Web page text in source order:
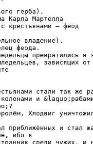
герба).
Карла Мартелла
крестьянами – феод
владение).
феода.
превратились в
зависящих от
стали так же
и
Хлодвиг
приближённых и стал
ибо я
среди чужих, и